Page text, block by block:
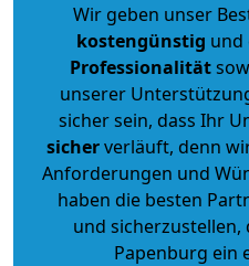
Wir geben unser
kostengünstig und
Professionalität
unserer
sicher sein, dass Ihr
sicherverläuft, denn
Anforderungen und
haben die besten
und sicherzustellen,
Papenburg ein